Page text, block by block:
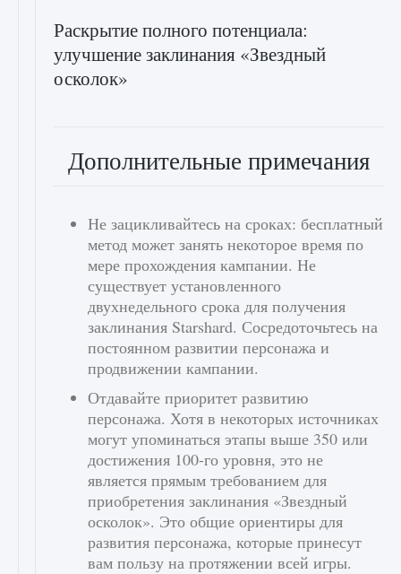
Раскрытие полного потенциала:
улучшение заклинания «Звездный
осколок»
Дополнительные примечания
Не зацикливайтесь на сроках: бесплатный
метод может занять некоторое время по
мере прохождения кампании. Не
существует установленного
двухнедельного срока для получения
заклинания Starshard. Сосредоточьтесь на
постоянном развитии персонажа и
продвижении кампании.
Отдавайте приоритет развитию
персонажа. Хотя в некоторых источниках
могут упоминаться этапы выше 350 или
достижения 100-го уровня, это не
является прямым требованием для
приобретения заклинания «Звездный
осколок». Это общие ориентиры для
развития персонажа, которые принесут
вам пользу на протяжении всей игры.